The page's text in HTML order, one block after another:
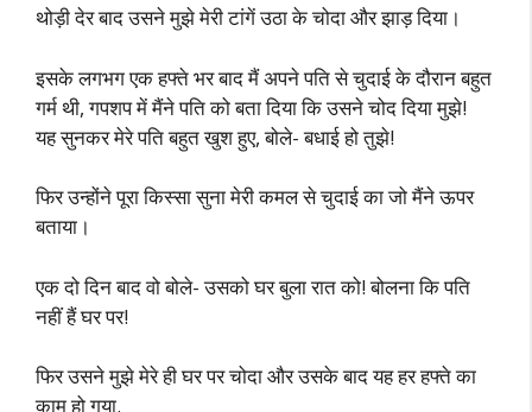
थोड़ी देर बाद उसने मुझे मेरी टांगें उठा के चोदा और झाड़ दिया।
इसके लगभग एक हफ्ते भर बाद मैं अपने पति से चुदाई के दौरान बहुत
गर्म थी, गपशप में मैंने पति को बता दिया कि उसने चोद दिया मुझे!
यह सुनकर मेरे पति बहुत खुश हुए, बोले- बधाई हो तुझे!
फिर उन्होंने पूरा किस्सा सुना मेरी कमल से चुदाई का जो मैंने ऊपर
बताया।
एक दो दिन बाद वो बोले- उसको घर बुला रात को! बोलना कि पति
नहीं हैं घर पर!
फिर उसने मुझे मेरे ही घर पर चोदा और उसके बाद यह हर हफ्ते का
काम हो गया.